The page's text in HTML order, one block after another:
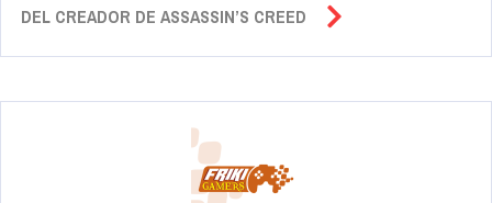
DEL CREADOR DE ASSASSIN’S CREED